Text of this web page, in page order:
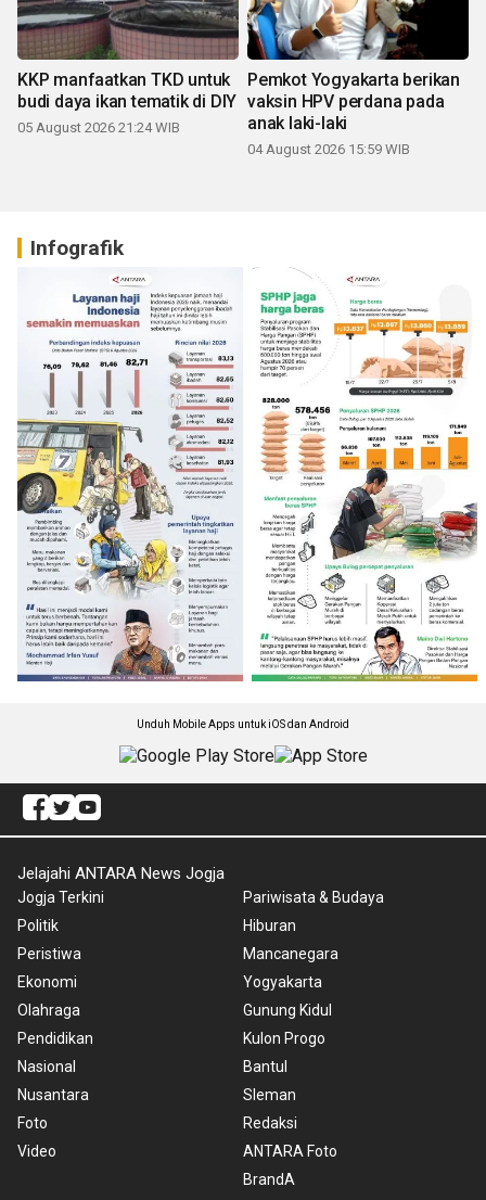
KKP manfaatkan TKD untuk
budi daya ikan tematik di DIY
05 August 2026 21:24 WIB
Pemkot Yogyakarta berikan
vaksin HPV perdana pada
anak laki-laki
04 August 2026 15:59 WIB
Infografik
Unduh Mobile Apps untuk iOS dan Android
Jelajahi ANTARA News Jogja
Jogja Terkini
Politik
Peristiwa
Ekonomi
Olahraga
Pendidikan
Nasional
Nusantara
Foto
Video
Pariwisata & Budaya
Hiburan
Mancanegara
Yogyakarta
Gunung Kidul
Kulon Progo
Bantul
Sleman
Redaksi
ANTARA Foto
BrandA